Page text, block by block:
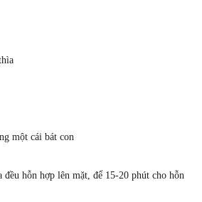
một cái bát con
đều hỗn hợp lên mặt, để 15-20 phút cho hỗn